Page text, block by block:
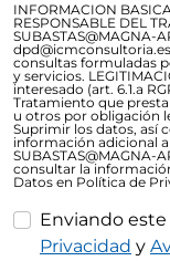
INFORMACION
RESPONSABLE DEL
SUBASTAS@MAGNA-
consultas formuladas
y servicios.
interesado (art. 6.1.a
Tratamiento que
u otros por obligación
Suprimir los datos, así
información adicional
SUBASTAS@MAGNA-
consultar la
Datos en Política de
Enviando
Privacidad y